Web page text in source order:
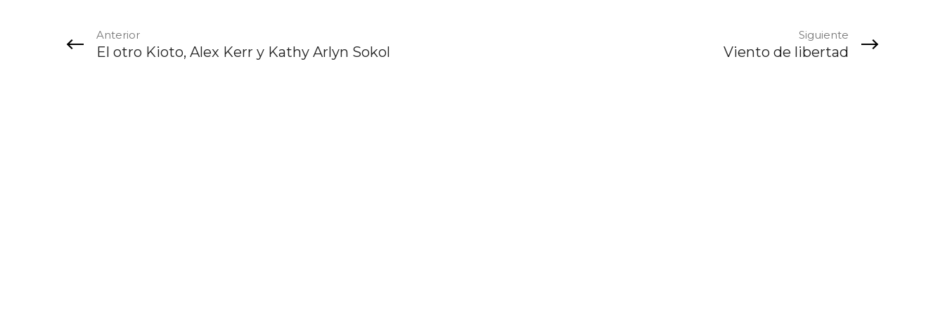
Anterior
El otro Kioto, Alex Kerr y Kathy Arlyn Sokol
Siguiente
Viento de libertad